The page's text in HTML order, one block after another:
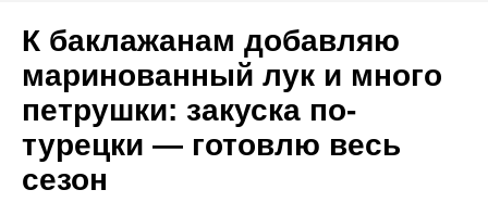
К баклажанам добавляю
маринованный лук и много
петрушки: закуска по-
турецки — готовлю весь
сезон